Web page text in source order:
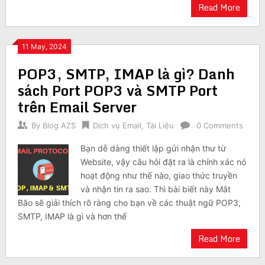
Read More
11 May, 2024
POP3, SMTP, IMAP là gì? Danh
sách Port POP3 và SMTP Port
trên Email Server
By Blog AZS Dịch vụ Email Tài Liệu 0 Comments
Bạn dễ dàng thiết lập gửi nhận thư từ
Website, vậy câu hỏi đặt ra là chính xác nó
hoạt động như thế nào, giao thức truyền
và nhận tin ra sao. Thì bài biết này Mắt
Bão sẽ giải thích rõ ràng cho bạn về các thuật ngữ POP3,
SMTP, IMAP là gì và hơn thế
Read More